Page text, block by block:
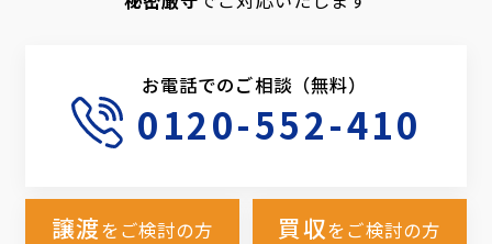
お電話でのご相談（無料）
0120-552-410
譲渡をご検討の方
買収をご検討の方